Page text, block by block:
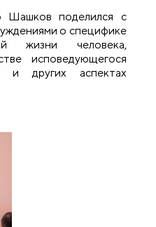
Шашков поделился с
о специфике
жизни человека,
исповедующегося
и других аспектах